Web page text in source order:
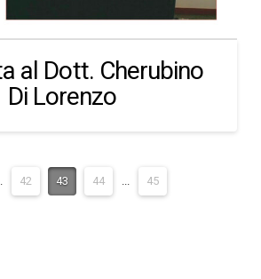
al Dott. Cherubino
Di Lorenzo
42 43 44 ... 45